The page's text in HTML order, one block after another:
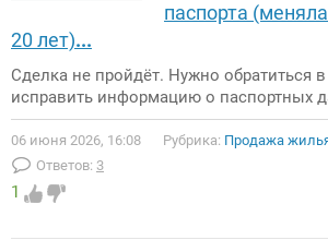
паспорта
20 лет)...
Сделка не пройдёт. Нужно обратиться в
исправить информацию о паспортных
06 июня 2026, 16:08 Рубрика: Продажа
Ответов: 3
1